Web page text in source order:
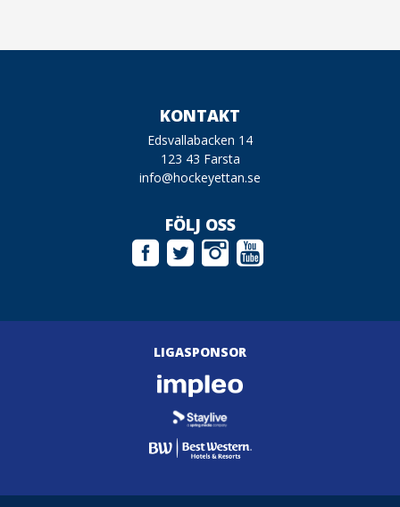
KONTAKT
Edsvallabacken 14
123 43 Farsta
info@hockeyettan.se
FÖLJ OSS
LIGASPONSOR